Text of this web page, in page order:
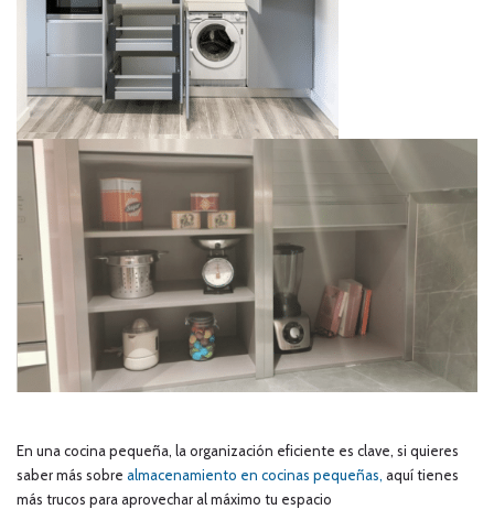
En una cocina pequeña, la organización eficiente es clave, si quieres
saber más sobre almacenamiento en cocinas pequeñas, aquí tienes
más trucos para aprovechar al máximo tu espacio